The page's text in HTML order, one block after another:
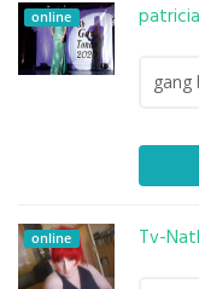
online
gang
online Tv-